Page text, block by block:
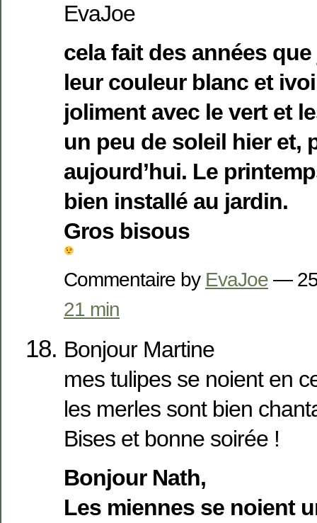
EvaJoe
cela fait des années que
leur couleur blanc et
joliment avec le vert et
un peu de soleil hier et,
aujourd’hui. Le
bien installé au jardin.
Gros bisous
Commentaire by EvaJoe —
21 min
Bonjour Martine
mes tulipes se noient en
les merles sont bien
Bises et bonne soirée !
Bonjour Nath,
Les miennes se noient